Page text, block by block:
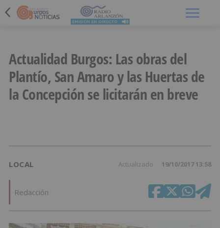
Actualidad Burgos: Las obras del
Plantío, San Amaro y las Huertas de
la Concepción se licitarán en breve
LOCAL Actualizado 19/10/2017 13:58
Redacción